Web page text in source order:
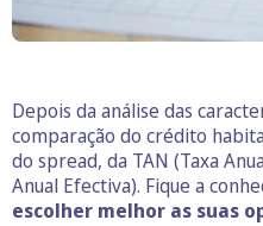
Depois da análise das
comparação do crédito
do spread, da TAN (Taxa
Anual Efectiva). Fique a
escolher melhor as suas